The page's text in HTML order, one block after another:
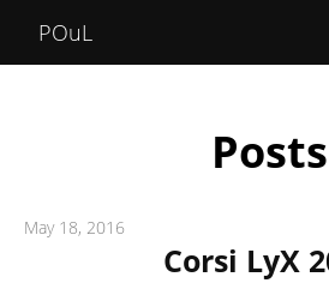
POuL
Home
Posts
Posts
May 18, 2016
Corsi LyX